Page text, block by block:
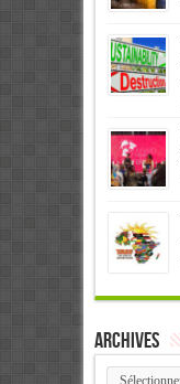
Archives
Archives